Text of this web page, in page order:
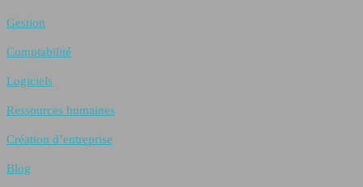
Gestion
Comptabilité
Logiciels
Ressources humaines
Création d’entreprise
Blog